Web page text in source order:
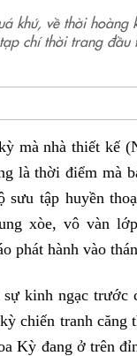
khứ, về thời hoàng
chí thời trang
mà nhà thiết kế
là thời điểm mà
sưu tập huyền
xòe, vô vàn
phát hành vào
sự kinh ngạc trước
chiến tranh căng
Kỳ đang ở trên